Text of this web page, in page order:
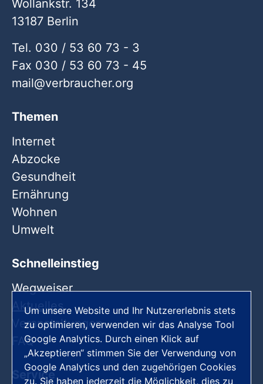
Wollankstr. 134
13187 Berlin
Tel. 030 / 53 60 73 - 3
Fax 030 / 53 60 73 - 45
mail
verbraucher org
Themen
Internet
Abzocke
Gesundheit
Ernährung
Wohnen
Umwelt
Schnelleinstieg
Wegweiser
Aktuelles
Veranstaltungen
FAQ
Service
Um unsere Website und Ihr Nutzererlebnis stets
zu optimieren, verwenden wir das Analyse Tool
Google Analytics. Durch einen Klick auf
„Akzeptieren“ stimmen Sie der Verwendung von
Google Analytics und den zugehörigen Cookies
zu. Sie haben jederzeit die Möglichkeit, dies zu